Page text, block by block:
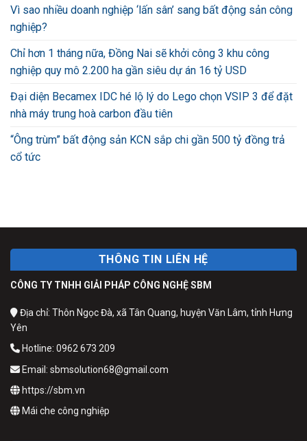
Vì sao nhiều doanh nghiệp ‘lấn sân’ sang bất động sản công
nghiệp?
Chỉ hơn 1 tháng nữa, Đồng Nai sẽ khởi công 3 khu công
nghiệp quy mô 2.200 ha gần siêu dự án 16 tỷ USD
Đại diện Becamex IDC hé lộ lý do Lego chọn VSIP 3 để đặt
nhà máy trung hoà carbon đầu tiên
“Ông trùm” bất động sản KCN sắp chi gần 500 tỷ đồng trả
cổ tức
THÔNG TIN LIÊN HỆ
CÔNG TY TNHH GIẢI PHÁP CÔNG NGHỆ SBM
Địa chỉ: Thôn Ngọc Đà, xã Tân Quang, huyện Văn Lâm, tỉnh Hưng
Yên
Hotline: 0962 673 209
Email: sbmsolution68@gmail.com
https://sbm.vn
Mái che công nghiệp